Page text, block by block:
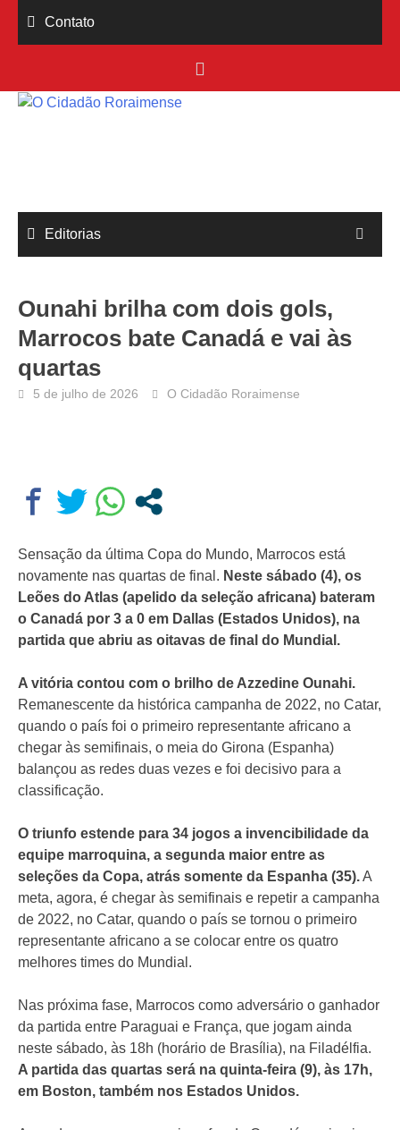
Contato
Editorias
Ounahi brilha com dois gols,
Marrocos bate Canadá e vai às
quartas
5 de julho de 2026 O Cidadão Roraimense
Sensação da última Copa do Mundo, Marrocos está
novamente nas quartas de final. Neste sábado (4), os
Leões do Atlas (apelido da seleção africana) bateram
o Canadá por 3 a 0 em Dallas (Estados Unidos), na
partida que abriu as oitavas de final do Mundial.
A vitória contou com o brilho de Azzedine Ounahi.
Remanescente da histórica campanha de 2022, no Catar,
quando o país foi o primeiro representante africano a
chegar às semifinais, o meia do Girona (Espanha)
balançou as redes duas vezes e foi decisivo para a
classificação.
O triunfo estende para 34 jogos a invencibilidade da
equipe marroquina, a segunda maior entre as
seleções da Copa, atrás somente da Espanha (35).A
meta, agora, é chegar às semifinais e repetir a campanha
de 2022, no Catar, quando o país se tornou o primeiro
representante africano a se colocar entre os quatro
melhores times do Mundial.
Nas próxima fase, Marrocos como adversário o ganhador
da partida entre Paraguai e França, que jogam ainda
neste sábado, às 18h (horário de Brasília), na Filadélfia.
A partida das quartas será na quinta-feira (9), às 17h,
em Boston, também nos Estados Unidos.